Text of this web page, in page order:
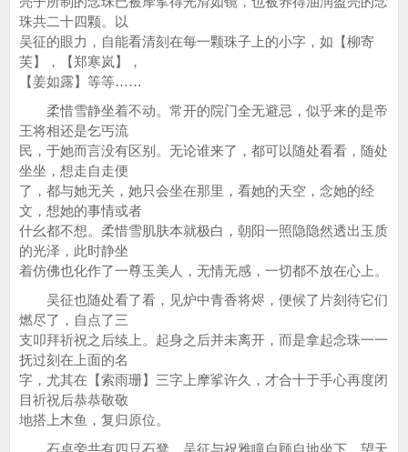
珠共二十四颗。以
吴征的眼力，自能看清刻在每一颗珠子上的小字，如【柳寄
芙】，【郑寒岚】，
【姜如露】等等……
柔惜雪静坐着不动。常开的院门全无避忌，似乎来的是帝
王将相还是乞丐流
民，于她而言没有区别。无论谁来了，都可以随处看看，随处
坐坐，想走自走便
了，都与她无关，她只会坐在那里，看她的天空，念她的经
文，想她的事情或者
什幺都不想。柔惜雪肌肤本就极白，朝阳一照隐隐然透出玉质
的光泽，此时静坐
着仿佛也化作了一尊玉美人，无情无感，一切都不放在心上。
吴征也随处看了看，见炉中青香将烬，便候了片刻待它们
燃尽了，自点了三
支叩拜祈祝之后续上。起身之后并未离开，而是拿起念珠一一
抚过刻在上面的名
字，尤其在【索雨珊】三字上摩挲许久，才合十于手心再度闭
目祈祝后恭恭敬敬
地搭上木鱼，复归原位。
石桌旁共有四只石凳，吴征与祝雅瞳自顾自地坐下，望天